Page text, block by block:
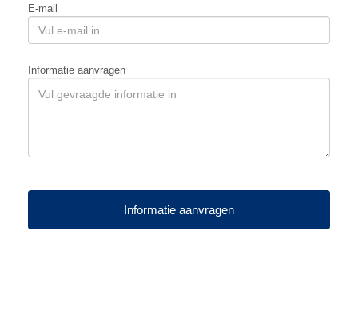
E-mail
Informatie aanvragen
Informatie aanvragen